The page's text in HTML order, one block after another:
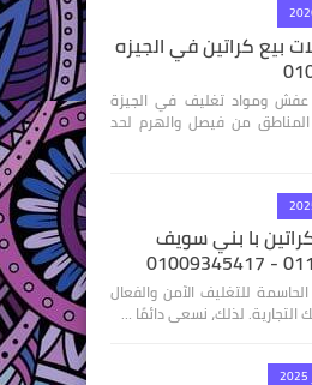
بيع كراتين في الجيزه
عفش ومواد تغليف في الجيزة
من فيصل والهرم لحد
با بني سويف
للتغليف الآمن والفعال
لذلك، نسعى دائمًا …